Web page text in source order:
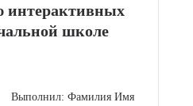
интерактивных
школе
Выполнил: Фамилия Имя